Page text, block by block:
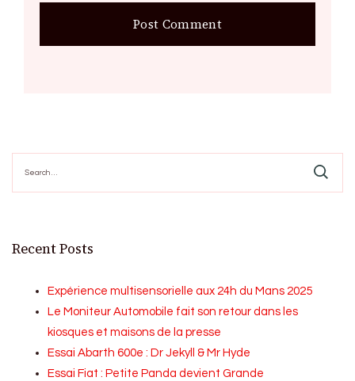
for:
Recent Posts
Expérience multisensorielle aux 24h du Mans 2025
Le Moniteur Automobile fait son retour dans les
kiosques et maisons de la presse
Essai Abarth 600e : Dr Jekyll & Mr Hyde
Essai Fiat : Petite Panda devient Grande